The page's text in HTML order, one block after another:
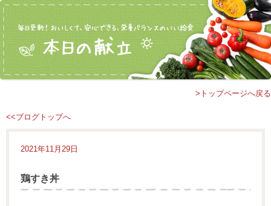
>トップページへ戻る
<<ブログトップへ
2021年11月29日
鶏すき丼